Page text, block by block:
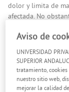
dolor y limita de
afectada. No
desgaste continuo
Cabe mencionar
articulación del
joven,gozan de la
cumplir una
Aviso de
UNIVERSIDAD
SUPERIOR
tratamiento, cookies
nuestro sitio web,
mejorar la calidad